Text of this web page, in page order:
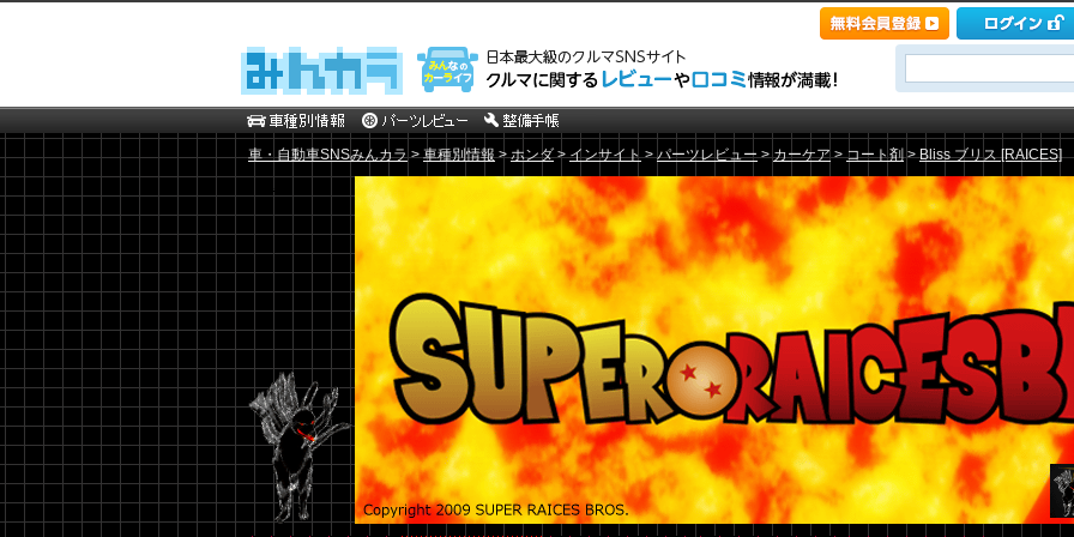
車・自動車SNSみんカラ>車種別情報>ホンダ>インサイト>パーツレビュー>カーケア>コート剤>Bliss ブリス [RAICES]